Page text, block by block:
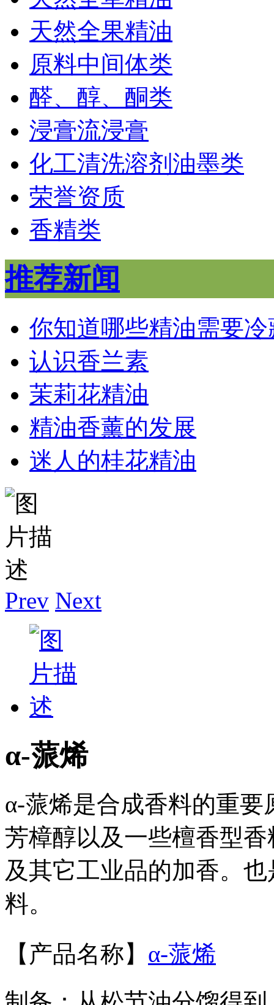
天然全果精油
原料中间体类
醛、醇、酮类
浸膏流浸膏
化工清洗溶剂油墨类
荣誉资质
香精类
推荐新闻
你知道哪些精油需要冷
认识香兰素
茉莉花精油
精油香薰的发展
迷人的桂花精油
Prev Next
α-蒎烯
α-蒎烯是合成香料的重
芳樟醇以及一些檀香型
及其它工业品的加香。
料。
【产品名称】 α-蒎烯